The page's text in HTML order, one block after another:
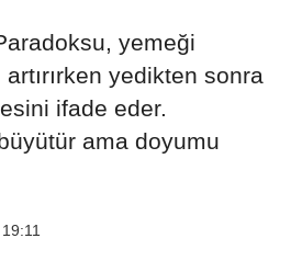
yemeği
artırırken yedikten sonra
ifade eder.
ama doyumu